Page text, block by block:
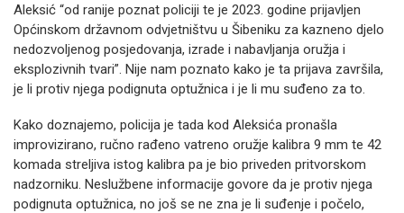
Aleksić “od ranije poznat policiji te je 2023. godine prijavljen
Općinskom državnom odvjetništvu u Šibeniku za kazneno djelo
nedozvoljenog posjedovanja, izrade i nabavljanja oružja i
eksplozivnih tvari”. Nije nam poznato kako je ta prijava završila,
je li protiv njega podignuta optužnica i je li mu suđeno za to.
Kako doznajemo, policija je tada kod Aleksića pronašla
improvizirano, ručno rađeno vatreno oružje kalibra 9 mm te 42
komada streljiva istog kalibra pa je bio priveden pritvorskom
nadzorniku. Neslužbene informacije govore da je protiv njega
podignuta optužnica, no još se ne zna je li suđenje i počelo,